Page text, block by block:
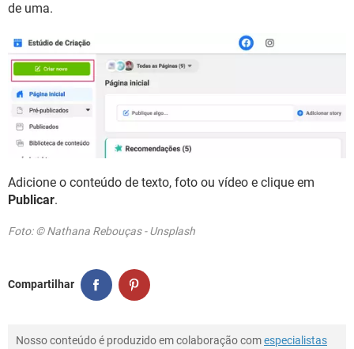
de uma.
Adicione o conteúdo de texto, foto ou vídeo e clique em
Publicar.
Foto: © Nathana Rebouças - Unsplash
Compartilhar
Nosso conteúdo é produzido em colaboração comespecialistas